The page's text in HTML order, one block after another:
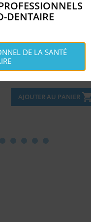
IRRIGATOR ™
Prix
132
AJOUTER AU PANIER
DENTAIRE
DE LA SANTÉ